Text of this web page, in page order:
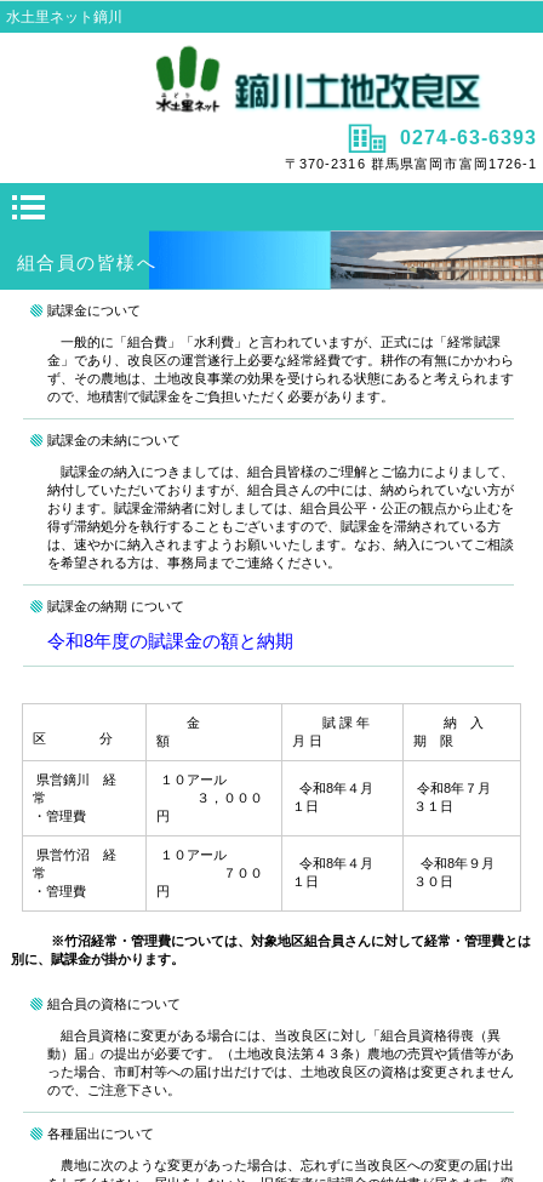
水土里ネット鏑川
0274-63-6393
〒370-2316 群馬県富岡市富岡1726-1
組合員の皆様へ
賦課金について
一般的に「組合費」「水利費」と言われていますが、正式には「経常賦課
金」であり、改良区の運営遂行上必要な経常経費です。耕作の有無にかかわら
ず、その農地は、土地改良事業の効果を受けられる状態にあると考えられます
ので、地積割で賦課金をご負担いただく必要があります。
賦課金の未納について
賦課金の納入につきましては、組合員皆様のご理解とご協力によりまして、
納付していただいておりますが、組合員さんの中には、納められていない方が
おります。賦課金滞納者に対しましては、組合員公平・公正の観点から止むを
得ず滞納処分を執行することもございますので、賦課金を滞納されている方
は、速やかに納入されますようお願いいたします。なお、納入についてご相談
を希望される方は、事務局までご連絡ください。
賦課金の納期 について
令和8年度の賦課金の額と納期
区 分
金
額
賦 課 年
月 日
納 入
期 限
県営鏑川 経
常
・管理費
１０アール
３，０００
円
令和8年４月
１日
令和8年７月
３１日
県営竹沼 経
常
・管理費
１０アール
７００
円
令和8年４月
１日
令和8年９月
３０日
※竹沼経常・管理費については、対象地区組合員さんに対して経常・管理費とは
別に、賦課金が掛かります。
組合員の資格について
組合員資格に変更がある場合には、当改良区に対し「組合員資格得喪（異
動）届」の提出が必要です。（土地改良法第４３条）農地の売買や賃借等があ
った場合、市町村等への届け出だけでは、土地改良区の資格は変更されません
ので、ご注意下さい。
各種届出について
農地に次のような変更があった場合は、忘れずに当改良区への変更の届け出